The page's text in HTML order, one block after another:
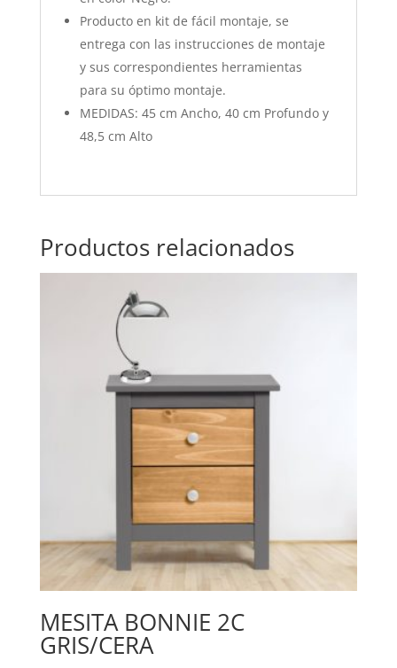
Producto en kit de fácil montaje, se
entrega con las instrucciones de montaje
y sus correspondientes herramientas
para su óptimo montaje.
MEDIDAS: 45 cm Ancho, 40 cm Profundo y
48,5 cm Alto
Productos relacionados
MESITA BONNIE 2C
GRIS/CERA